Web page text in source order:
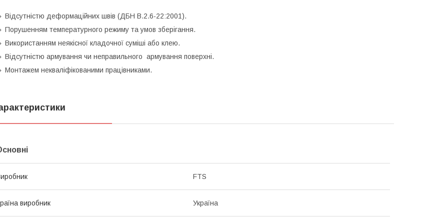
Відсутністю деформаційних швів (ДБН В.2.6-22:2001).
Порушенням температурного режиму та умов зберігання.
Використанням неякісної кладочної суміші або клею.
Відсутністю армування чи неправильного армування поверхні.
Монтажем некваліфікованими працівниками.
FTS
виробник Україна